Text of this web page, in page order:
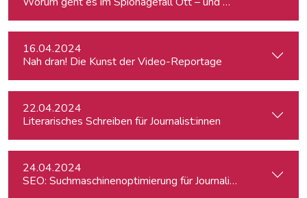
16.04.2024
Nah dran! Die Kunst der Video-Reportage
22.04.2024
Literarisches Schreiben für Journalist:innen
24.04.2024
SEO: Suchmaschinenoptimierung für Journalist:innen